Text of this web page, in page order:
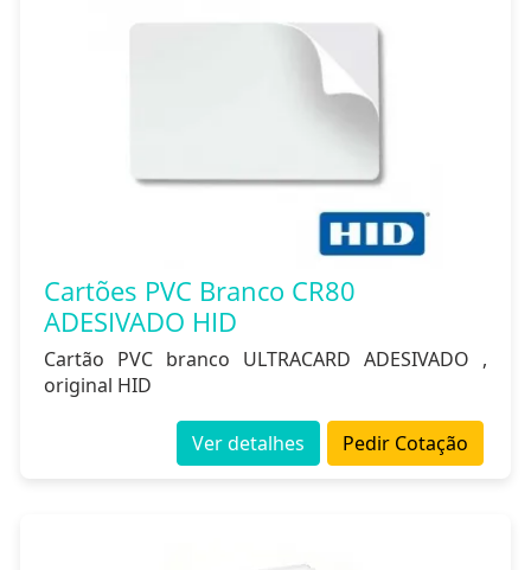
Cartões PVC Branco CR80
ADESIVADO HID
Cartão PVC branco ULTRACARD ADESIVADO ,
original HID
Pedir Cotação
Ver detalhes